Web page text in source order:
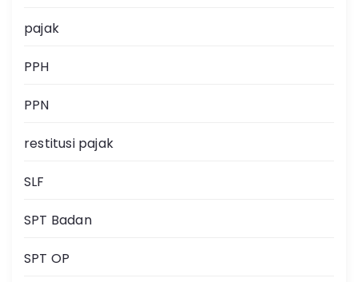
pajak
PPH
PPN
restitusi pajak
SLF
SPT Badan
SPT OP